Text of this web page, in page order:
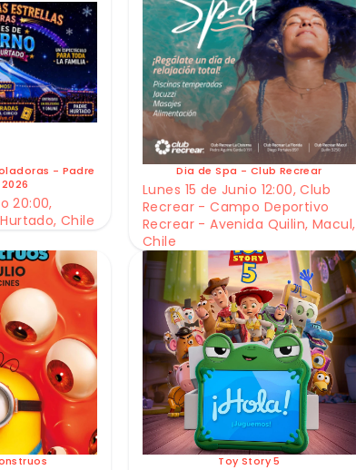
- Padre
20:00,
Chile
Dia de Spa - Club Recrear
Lunes 15 de Junio 12:00, Club
Recrear - Campo Deportivo
Recrear - Avenida Quilin, Macul,
Chile
Toy Story 5